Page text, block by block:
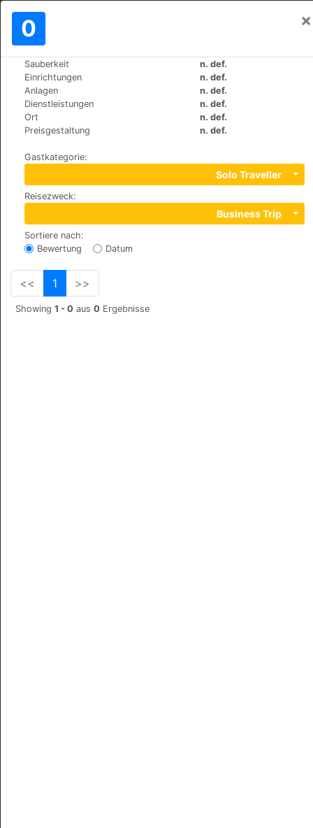
0 ×
Sauberkeit
n. def.
Einrichtungen
n. def.
Anlagen
n. def.
Dienstleistungen
n. def.
Ort
n. def.
Preisgestaltung
n. def.
Gastkategorie:
Solo Traveller
Reisezweck:
Business Trip
Sortiere nach:
Bewertung
Datum
<< 1 >>
Showing 1 - 0 aus 0 Ergebnisse
Weltweit>Turkey
Kleopatra Suit
+90 (0)2425135219
Saray Mah. 912 Sok. No : 6 Alanya, 07400